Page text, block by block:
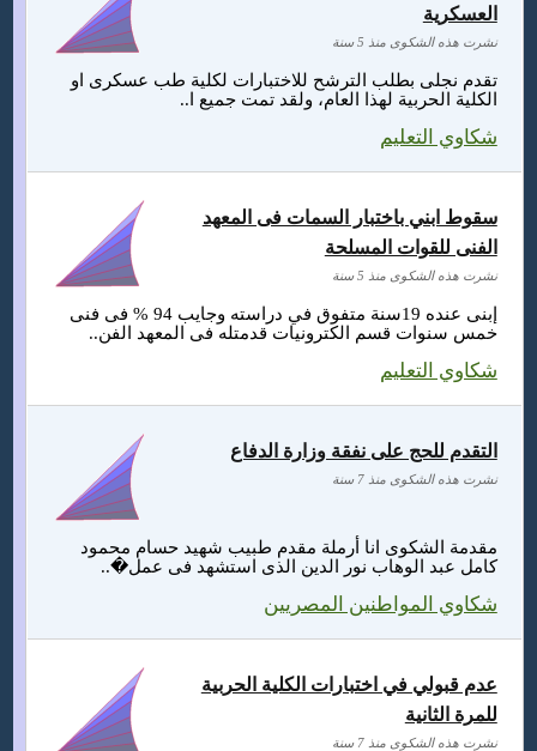
تقدم نجلى بطلب الترشح للاختبارات لكلية طب عسكرى او
الكلية الحربية لهذا العام، ولقد تمت جميع ا..
شكاوي التعليم
العسكرية
نشرت هذه الشكوى منذ 5 سنة
إبنى عنده 19سنة متفوق في دراسته وجايب 94 % فى فنى
خمس سنوات قسم الكترونيات قدمتله فى المعهد الفن..
شكاوي التعليم
سقوط ابني باختبار السمات فى المعهد
الفنى للقوات المسلحة
نشرت هذه الشكوى منذ 5 سنة
مقدمة الشكوى انا أرملة مقدم طبيب شهيد حسام محمود
كامل عبد الوهاب نور الدين الذى استشهد فى عمل�..
شكاوي المواطنين المصريين
التقدم للحج على نفقة وزارة الدفاع
نشرت هذه الشكوى منذ 7 سنة
عدم قبولي في اختبارات الكلية الحربية
للمرة الثانية
نشرت هذه الشكوى منذ 7 سنة